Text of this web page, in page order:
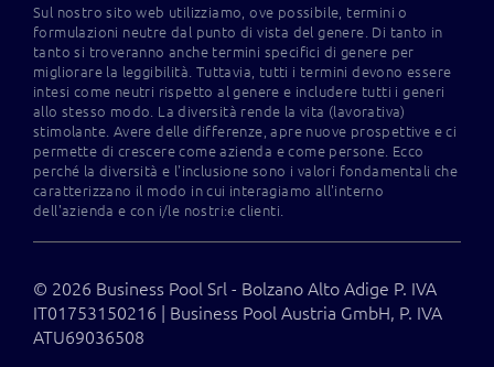
Sul nostro sito web utilizziamo, ove possibile, termini o
formulazioni neutre dal punto di vista del genere. Di tanto in
tanto si troveranno anche termini specifici di genere per
migliorare la leggibilità. Tuttavia, tutti i termini devono essere
intesi come neutri rispetto al genere e includere tutti i generi
allo stesso modo. La diversità rende la vita (lavorativa)
stimolante. Avere delle differenze, apre nuove prospettive e ci
permette di crescere come azienda e come persone. Ecco
perché la diversità e l'inclusione sono i valori fondamentali che
caratterizzano il modo in cui interagiamo all'interno
dell'azienda e con i/le nostri:e clienti.
© 2026 Business Pool Srl - Bolzano Alto Adige P. IVA
IT01753150216 | Business Pool Austria GmbH, P. IVA
ATU69036508